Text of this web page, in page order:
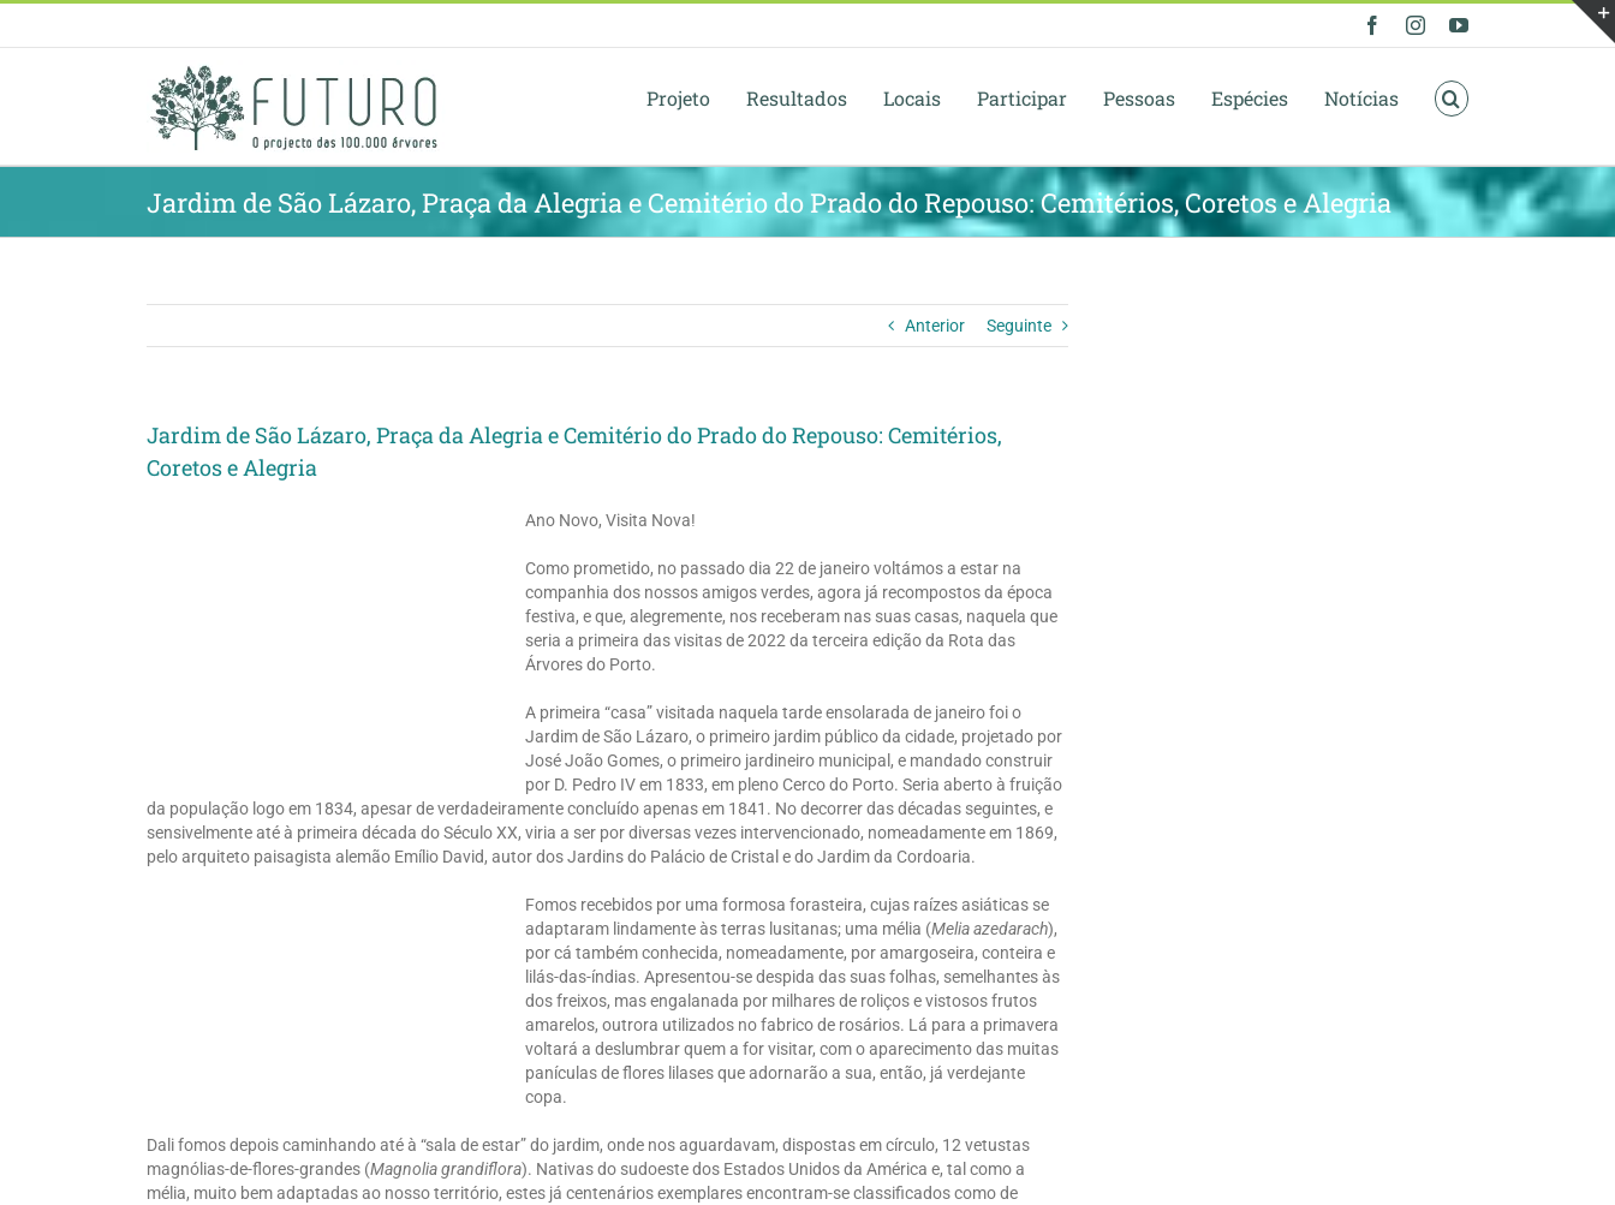
FacebookInstagramYouTube
Projeto Resultados Locais Participar Pessoas Espécies Notícias
Jardim de São Lázaro, Praça da Alegria e Cemitério do Prado do Repouso: Cemitérios, Coretos e Alegria
Anterior Seguinte
Jardim de São Lázaro, Praça da Alegria e Cemitério do Prado do Repouso: Cemitérios,
Coretos e Alegria
Ano Novo, Visita Nova!
Como prometido, no passado dia 22 de janeiro voltámos a estar na
companhia dos nossos amigos verdes, agora já recompostos da época
festiva, e que, alegremente, nos receberam nas suas casas, naquela que
seria a primeira das visitas de 2022 da terceira edição da Rota das
Árvores do Porto.
A primeira “casa” visitada naquela tarde ensolarada de janeiro foi o
Jardim de São Lázaro, o primeiro jardim público da cidade, projetado por
José João Gomes, o primeiro jardineiro municipal, e mandado construir
por D. Pedro IV em 1833, em pleno Cerco do Porto. Seria aberto à fruição
da população logo em 1834, apesar de verdadeiramente concluído apenas em 1841. No decorrer das décadas seguintes, e
sensivelmente até à primeira década do Século XX, viria a ser por diversas vezes intervencionado, nomeadamente em 1869,
pelo arquiteto paisagista alemão Emílio David, autor dos Jardins do Palácio de Cristal e do Jardim da Cordoaria.
Fomos recebidos por uma formosa forasteira, cujas raízes asiáticas se
adaptaram lindamente às terras lusitanas; uma mélia (Melia azedarach),
por cá também conhecida, nomeadamente, por amargoseira, conteira e
lilás-das-índias. Apresentou-se despida das suas folhas, semelhantes às
dos freixos, mas engalanada por milhares de roliços e vistosos frutos
amarelos, outrora utilizados no fabrico de rosários. Lá para a primavera
voltará a deslumbrar quem a for visitar, com o aparecimento das muitas
panículas de flores lilases que adornarão a sua, então, já verdejante
copa.
Dali fomos depois caminhando até à “sala de estar” do jardim, onde nos aguardavam, dispostas em círculo, 12 vetustas
magnólias-de-flores-grandes (Magnoliagrandiflora). Nativas do sudoeste dos Estados Unidos da América e, tal como a
mélia, muito bem adaptadas ao nosso território, estes já centenários exemplares encontram-se classificados como de